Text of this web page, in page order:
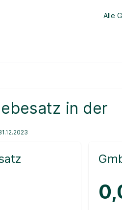
Alle
in der